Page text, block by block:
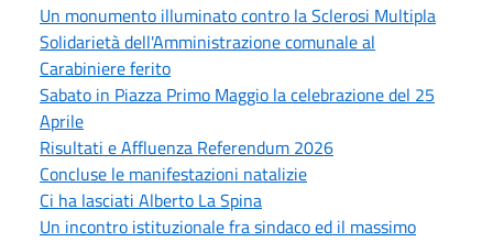
Un monumento illuminato contro la Sclerosi Multipla
Solidarietà dell'Amministrazione comunale al
Carabiniere ferito
Sabato in Piazza Primo Maggio la celebrazione del 25
Aprile
Risultati e Affluenza Referendum 2026
Concluse le manifestazioni natalizie
Ci ha lasciati Alberto La Spina
Un incontro istituzionale fra sindaco ed il massimo